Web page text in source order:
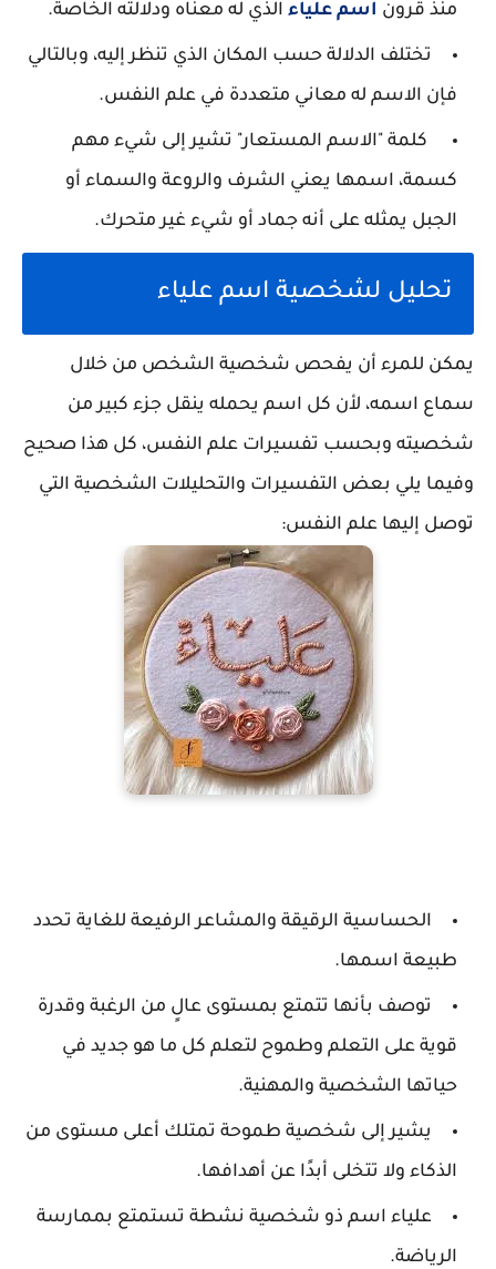
منذ قرون اسم علياء الذي له معناه ودلالته الخاصة.
تختلف الدلالة حسب المكان الذي تنظر إليه، وبالتالي
فإن الاسم له معاني متعددة في علم النفس.
كلمة "الاسم المستعار" تشير إلى شيء مهم
كسمة، اسمها يعني الشرف والروعة والسماء أو
الجبل يمثله على أنه جماد أو شيء غير متحرك.
تحليل لشخصية اسم علياء
يمكن للمرء أن يفحص شخصية الشخص من خلال
سماع اسمه، لأن كل اسم يحمله ينقل جزء كبير من
شخصيته وبحسب تفسيرات علم النفس، كل هذا صحيح
وفيما يلي بعض التفسيرات والتحليلات الشخصية التي
توصل إليها علم النفس:
الحساسية الرقيقة والمشاعر الرفيعة للغاية تحدد
طبيعة اسمها.
توصف بأنها تتمتع بمستوى عالٍ من الرغبة وقدرة
قوية على التعلم وطموح لتعلم كل ما هو جديد في
حياتها الشخصية والمهنية.
يشير إلى شخصية طموحة تمتلك أعلى مستوى من
الذكاء ولا تتخلى أبدًا عن أهدافها.
علياء اسم ذو شخصية نشطة تستمتع بممارسة
الرياضة.